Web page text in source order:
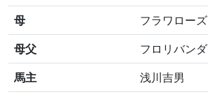
母
フラワローズ
母父
フロリバンダ
馬主
浅川吉男